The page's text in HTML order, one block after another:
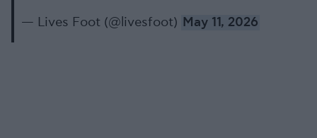
— Lives Foot (@livesfoot) May 11, 2026